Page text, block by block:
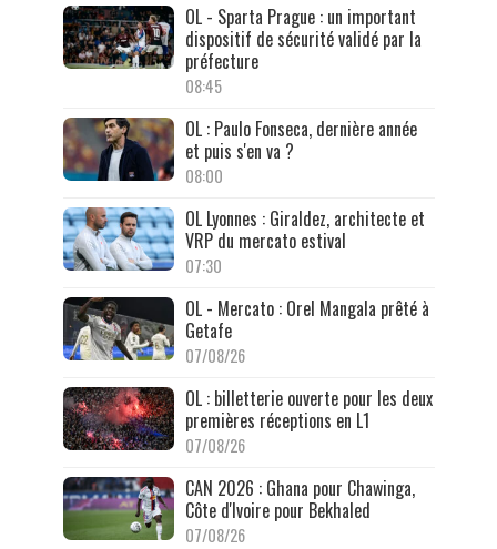
OL - Sparta Prague : un important
dispositif de sécurité validé par la
préfecture
08:45
OL : Paulo Fonseca, dernière année
et puis s'en va ?
08:00
OL Lyonnes : Giraldez, architecte et
VRP du mercato estival
07:30
OL - Mercato : Orel Mangala prêté à
Getafe
07/08/26
OL : billetterie ouverte pour les deux
premières réceptions en L1
07/08/26
CAN 2026 : Ghana pour Chawinga,
Côte d'Ivoire pour Bekhaled
07/08/26